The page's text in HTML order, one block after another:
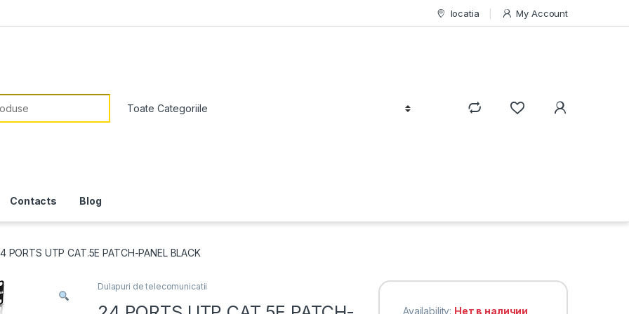
locatia My Account
Contacts Blog
PORTS UTP CAT.5E PATCH-PANEL BLACK
Dulapuri de telecomunicatii
Availability: Нет в наличии